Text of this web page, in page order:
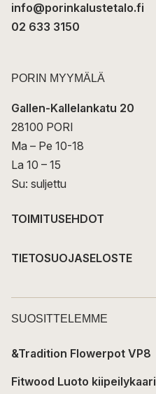
info@porinkalustetalo.fi
02 633 3150
PORIN MYYMÄLÄ
Gallen-Kallelankatu 20
28100 PORI
Ma – Pe 10-18
La 10 – 15
Su: suljettu
TOIMITUSEHDOT
TIETOSUOJASELOSTE
SUOSITTELEMME
&Tradition Flowerpot VP8
Fitwood Luoto kiipeilykaari